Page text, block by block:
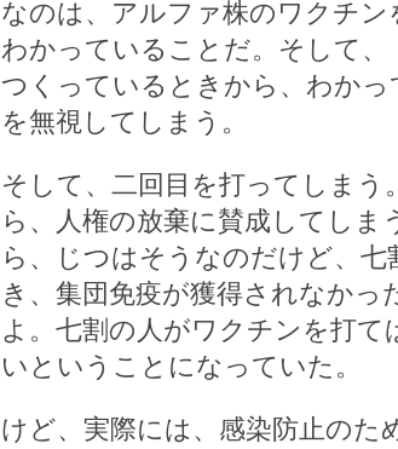
なのは、アルファ株のワクチン
わかっていることだ。そして
つくっているときから、わか
を無視してしまう。
そして、二回目を打ってしまう
ら、人権の放棄に賛成してしま
ら、じつはそうなのだけど、七
き、集団免疫が獲得されなかっ
よ。七割の人がワクチンを打
いということになっていた。
けど、実際には、感染防止のた